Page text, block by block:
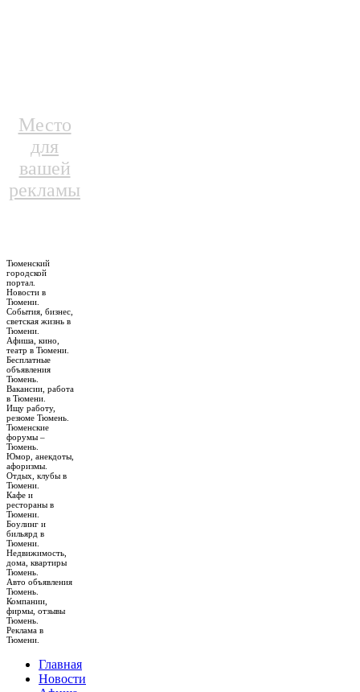
Место
для
вашей
рекламы
Тюменский
городской
портал.
Новости в
Тюмени.
События, бизнес,
светская жизнь в
Тюмени.
Афиша, кино,
театр в Тюмени.
Бесплатные
объявления
Тюмень.
Вакансии, работа
в Тюмени.
Ищу работу,
резюме Тюмень.
Тюменские
форумы –
Тюмень.
Юмор, анекдоты,
афоризмы.
Отдых, клубы в
Тюмени.
Кафе и
рестораны в
Тюмени.
Боулинг и
бильярд в
Тюмени.
Недвижимость,
дома, квартиры
Тюмень.
Авто объявления
Тюмень.
Компании,
фирмы, отзывы
Тюмень.
Реклама в
Тюмени.
Главная
Новости